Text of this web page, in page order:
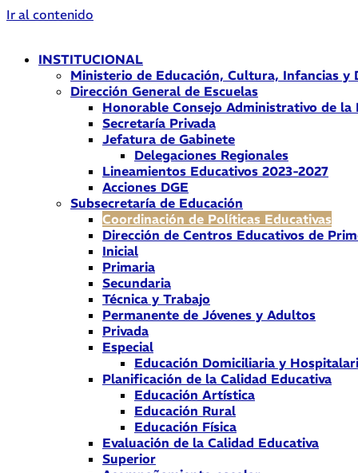
Ir al contenido
INSTITUCIONAL
Ministerio de Educación, Cultura, Infancias y
Dirección General de Escuelas
Honorable Consejo Administrativo de la
Secretaría Privada
Jefatura de Gabinete
Delegaciones Regionales
Lineamientos Educativos 2023-2027
Acciones DGE
Subsecretaría de Educación
Coordinación de Políticas Educativas
Dirección de Centros Educativos de
Inicial
Primaria
Secundaria
Técnica y Trabajo
Permanente de Jóvenes y Adultos
Privada
Especial
Educación Domiciliaria y
Planificación de la Calidad Educativa
Educación Artística
Educación Rural
Educación Física
Evaluación de la Calidad Educativa
Superior